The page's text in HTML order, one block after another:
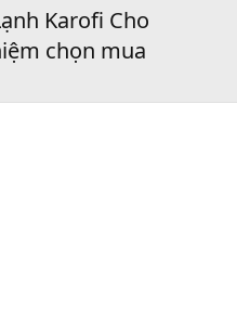
Karofi Cho
chọn mua